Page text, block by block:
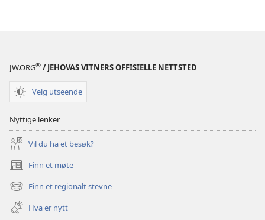
JW.ORG® / JEHOVAS VITNERS OFFISIELLE NETTSTED
Velg utseende
Nyttige lenker
Vil du ha et besøk?
Finn et møte
(åpner
nytt
vindu)
Finn et regionalt stevne
(åpner
nytt
vindu)
Hva er nytt